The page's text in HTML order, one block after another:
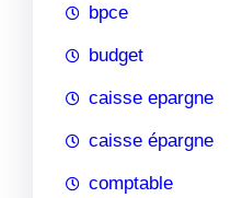
bpce
budget
caisse epargne
caisse épargne
comptable